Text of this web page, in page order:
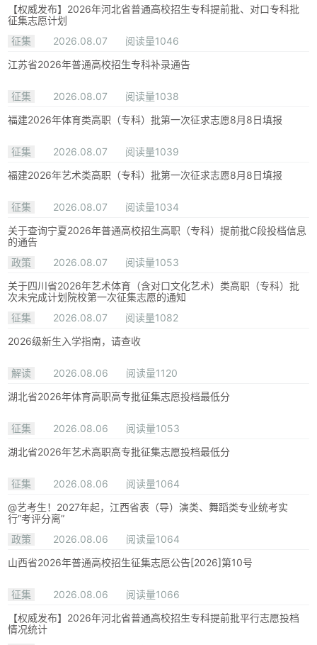
【权威发布】2026年河北省普通高校招生专科提前批、对口专科批
征集志愿计划
征集
2026.08.07
阅读量1046
江苏省2026年普通高校招生专科补录通告
征集 2026.08.07
阅读量1038
福建2026年体育类高职（专科）批第一次征求志愿8月8日填报
征集 2026.08.07
阅读量1039
福建2026年艺术类高职（专科）批第一次征求志愿8月8日填报
征集 2026.08.07
阅读量1034
关于查询宁夏2026年普通高校招生高职（专科）提前批C段投档信息
的通告
政策
2026.08.07
阅读量1053
关于四川省2026年艺术体育（含对口文化艺术）类高职（专科）批
次未完成计划院校第一次征集志愿的通知
征集
2026.08.07
阅读量1082
2026级新生入学指南，请查收
解读 2026.08.06
阅读量1120
湖北省2026年体育高职高专批征集志愿投档最低分
征集 2026.08.06
阅读量1053
湖北省2026年艺术高职高专批征集志愿投档最低分
征集 2026.08.06
阅读量1064
@艺考生！2027年起，江西省表（导）演类、舞蹈类专业统考实
行“考评分离”
政策
2026.08.06
阅读量1064
山西省2026年普通高校招生征集志愿公告[2026]第10号
征集 2026.08.06
阅读量1066
【权威发布】2026年河北省普通高校招生专科提前批平行志愿投档
情况统计